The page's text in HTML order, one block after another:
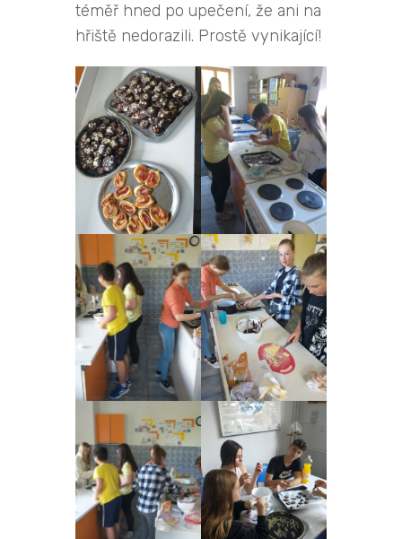
téměř hned po upečení, že ani na
hřiště nedorazili. Prostě vynikající!